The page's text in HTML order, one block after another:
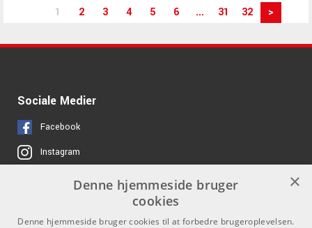
1 2 3 4 5 6 ... 31 32 >
Sociale Medier
Facebook
Instagram
Job hos os
Kontakt
Som privatperson kan du ikke
×
Denne hjemmeside bruger
cookies
Denne hjemmeside bruger cookies til at forbedre brugeroplevelsen.